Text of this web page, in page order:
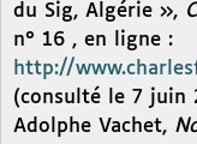
du Sig, Algérie »,
n° 16 , en ligne :
http://
(consulté le 7 juin
Adolphe Vachet,